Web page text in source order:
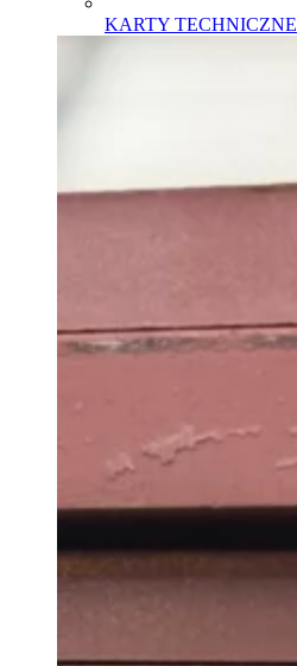
KARTY TECHNICZNE